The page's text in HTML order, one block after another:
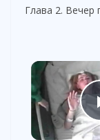
Глава 2. Вечер